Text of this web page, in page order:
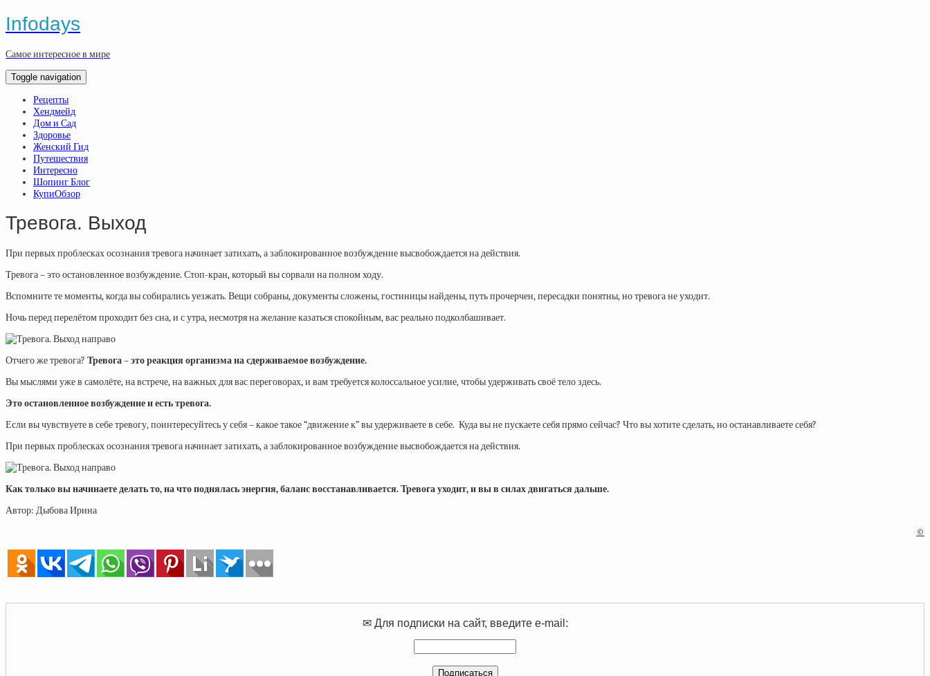
Infodays
Самое интересное в мире
Toggle navigation
Рецепты
Хендмейд
Дом и Сад
Здоровье
Женский Гид
Путешествия
Интересно
Шопинг Блог
КупиОбзор
Тревога. Выход
При первых проблесках осознания тревога начинает затихать, а заблокированное возбуждение высвобождается на действия.
Тревога – это остановленное возбуждение. Стоп-кран, который вы сорвали на полном ходу.
Вспомните те моменты, когда вы собирались уезжать. Вещи собраны, документы сложены, гостиницы найдены, путь прочерчен, пересадки понятны, но тревога не уходит.
Ночь перед перелётом проходит без сна, и с утра, несмотря на желание казаться спокойным, вас реально подколбашивает.
Отчего же тревога? Тревога – это реакция организма на сдерживаемое возбуждение.
Вы мыслями уже в самолёте, на встрече, на важных для вас переговорах, и вам требуется колоссальное усилие, чтобы удерживать своё тело здесь.
Это остановленное возбуждение и есть тревога.
Если вы чувствуете в себе тревогу, поинтересуйтесь у себя – какое такое “движение к” вы удерживаете в себе. Куда вы не пускаете себя прямо сейчас? Что вы хотите сделать, но останавливаете себя?
При первых проблесках осознания тревога начинает затихать, а заблокированное возбуждение высвобождается на действия.
Как только вы начинаете делать то, на что поднялась энергия, баланс восстанавливается.Тревога уходит, и вы в силах двигаться дальше.
Автор: Дыбова Ирина
©
✉ Для подписки на сайт, введите e-mail: